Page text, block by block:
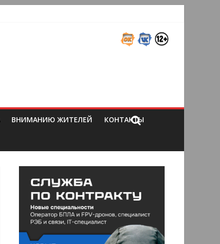
ВНИМАНИЮ ЖИТЕЛЕЙ КОНТАКТЫ